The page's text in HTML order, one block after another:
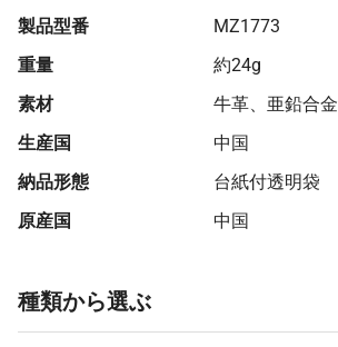
製品型番
MZ1773
重量
約24g
素材
牛革、亜鉛合金
生産国
中国
納品形態
台紙付透明袋
原産国
中国
種類から選ぶ